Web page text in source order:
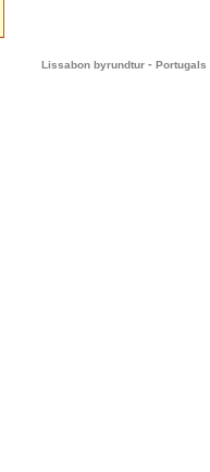
Lissabon byrundtur - Portugals